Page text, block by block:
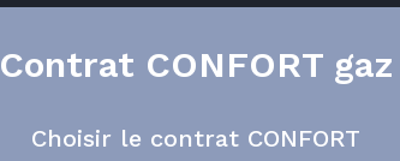
Contrat CONFORT gaz
Choisir le contrat CONFORT